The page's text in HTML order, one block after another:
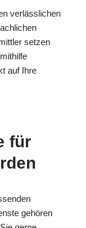
verlässlichen
setzen
auf Ihre
für
gehören